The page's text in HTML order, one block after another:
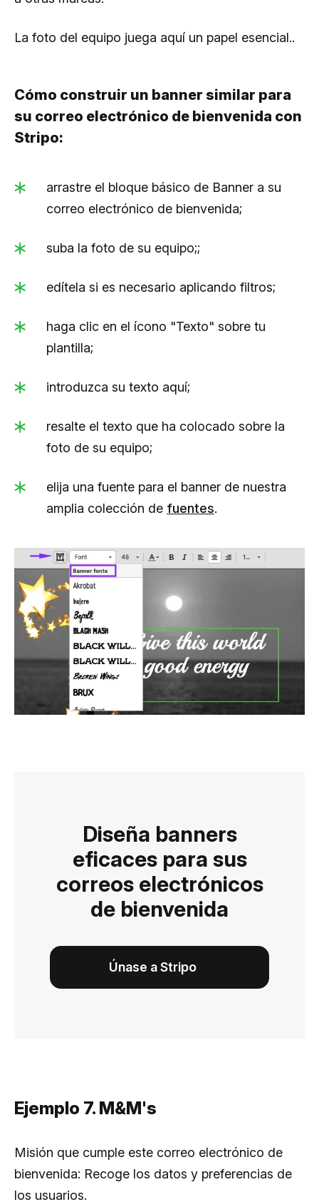
La foto del equipo juega aquí un papel esencial..
Cómo construir un banner similar para
su correo electrónico de bienvenida con
Stripo:
arrastre el bloque básico de Banner a su
correo electrónico de bienvenida;
suba la foto de su equipo;;
edítela si es necesario aplicando filtros;
haga clic en el ícono "Texto" sobre tu
plantilla;
introduzca su texto aquí;
resalte el texto que ha colocado sobre la
foto de su equipo;
elija una fuente para el banner de nuestra
amplia colección de fuentes.
Diseña banners
eficaces para sus
correos electrónicos
de bienvenida
Únase a Stripo
Ejemplo 7. M&M's
Misión que cumple este correo electrónico de
bienvenida: Recoge los datos y preferencias de
los usuarios.